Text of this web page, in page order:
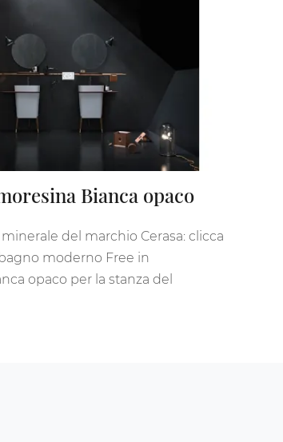
Bianca opaco
del marchio Cerasa: clicca
moderno Free in
opaco per la stanza del